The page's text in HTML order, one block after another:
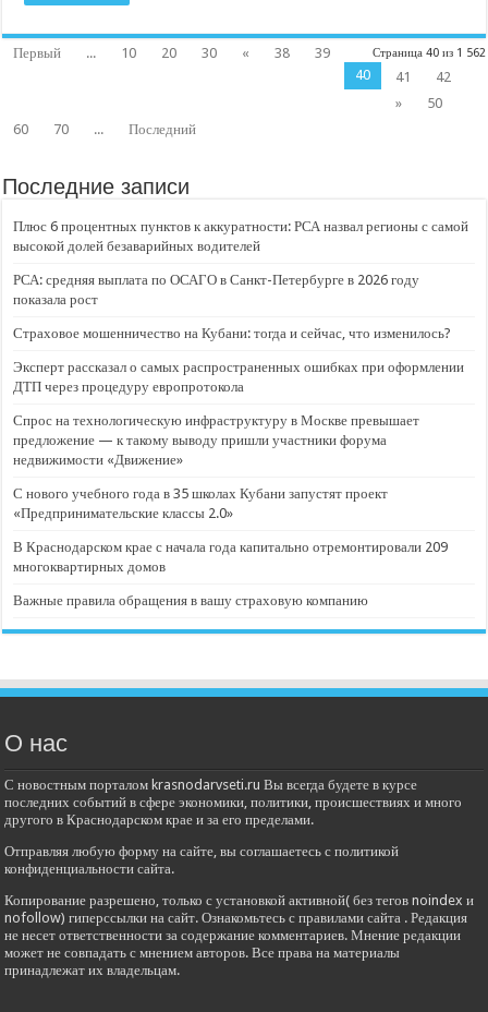
Страница 40 из 1 562
Первый ... 10 20 30 « 38
39
40
41
42
»
50
60
70 ... Последний
Последние записи
Плюс 6 процентных пунктов к аккуратности: РСА назвал регионы с самой
высокой долей безаварийных водителей
РСА: средняя выплата по ОСАГО в Санкт-Петербурге в 2026 году
показала рост
Страховое мошенничество на Кубани: тогда и сейчас, что изменилось?
Эксперт рассказал о самых распространенных ошибках при оформлении
ДТП через процедуру европротокола
Спрос на технологическую инфраструктуру в Москве превышает
предложение — к такому выводу пришли участники форума
недвижимости «Движение»
С нового учебного года в 35 школах Кубани запустят проект
«Предпринимательские классы 2.0»
В Краснодарском крае с начала года капитально отремонтировали 209
многоквартирных домов
Важные правила обращения в вашу страховую компанию
О нас
С новостным порталом krasnodarvseti.ru Вы всегда будете в курсе
последних событий в сфере экономики, политики, происшествиях и много
другого в Краснодарском крае и за его пределами.
Отправляя любую форму на сайте, вы соглашаетесь с политикой
конфиденциальности сайта.
Копирование разрешено, только с установкой активной( без тегов noindex и
nofollow) гиперссылки на сайт. Ознакомьтесь с правилами сайта . Редакция
не несет ответственности за содержание комментариев. Мнение редакции
может не совпадать с мнением авторов. Все права на материалы
принадлежат их владельцам.